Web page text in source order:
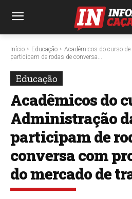
Início Educação
Acadêmicos do curso
participam de rodas de conversa...
Educação
Acadêmicos do
Administração
participam de
conversa com
do mercado de